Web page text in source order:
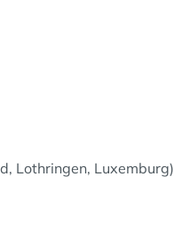
Lothringen, Luxemburg)